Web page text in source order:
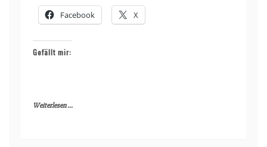
Facebook X
Gefällt mir:
Weiterlesen ...